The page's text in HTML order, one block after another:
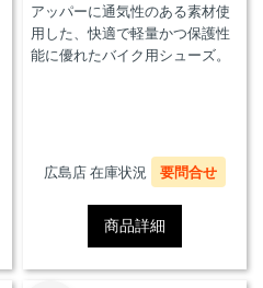
アッパーに通気性のある素材使
用した、快適で軽量かつ保護性
能に優れたバイク用シューズ。
広島店 在庫状況 要問合せ
商品詳細